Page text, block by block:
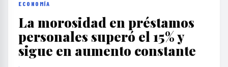
ECONOMÍA
La morosidad en préstamos
personales superó el 15% y
sigue en aumento constante